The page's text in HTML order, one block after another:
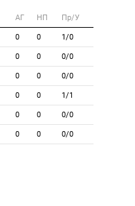
АГ НП Пр/У
0 0 1/0
0 0 0/0
0 0 0/0
0 0 1/1
0 0 0/0
0 0 0/0